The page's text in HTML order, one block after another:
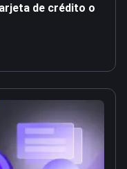
de crédito o